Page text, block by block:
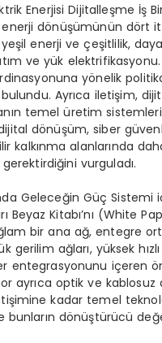
Enerjisi Dijitalleşme İş
enerji dönüşümünün dört
yeşil enerji ve çeşitlilik,
ve yük
yönelik
bulundu. Ayrıca iletişim,
temel üretim
dönüşüm, siber
kalkınma alanlarında
vurguladı.
Geleceğin Güç Sistemi
Beyaz Kitabı’nı (White
bir ana ağ, entegre
gerilim ağları, yüksek
entegrasyonunu içeren
ayrıca optik ve kablosuz
kadar temel
bunların dönüştürücü